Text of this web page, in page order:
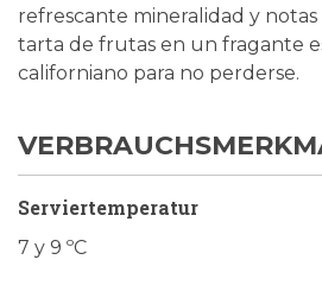
refrescante mineralidad y notas
tarta de frutas en un fragante
californiano para no perderse.
Serviertemperatur
7 y 9 ºC